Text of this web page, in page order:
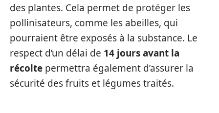
des plantes. Cela permet de protéger les
pollinisateurs, comme les abeilles, qui
pourraient être exposés à la substance. Le
respect d’un délai de 14 jours avant la
récolte permettra également d’assurer la
sécurité des fruits et légumes traités.